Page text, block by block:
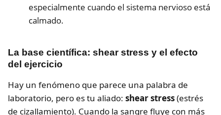
especialmente cuando el sistema nervioso está
calmado.
La base científica: shear stress y el efecto
del ejercicio
Hay un fenómeno que parece una palabra de
laboratorio, pero es tu aliado: shear stress(estrés
de cizallamiento). Cuando la sangre fluye con más